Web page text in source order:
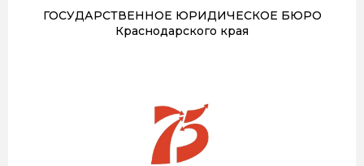
ГОСУДАРСТВЕННОЕ ЮРИДИЧЕСКОЕ БЮРО
Краснодарского края